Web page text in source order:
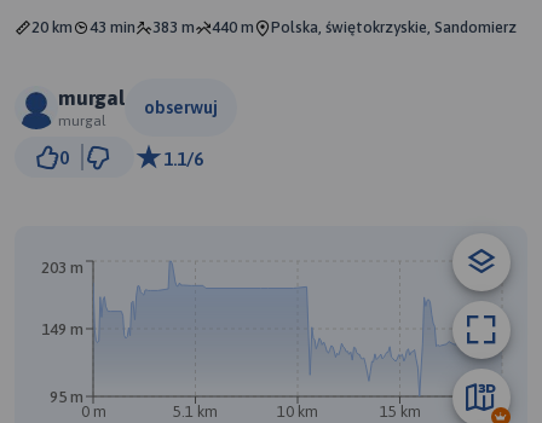
20 km 43 min 383 m 440 m Polska, świętokrzyskie, Sandomierz
murgal
murgal
obserwuj
0 1.1/6
0 m 5.1 km 10 km 15 km 20 km
95 m
149 m
203 m